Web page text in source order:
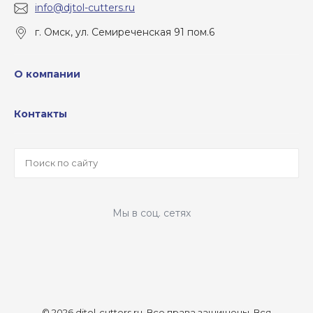
info@djtol-cutters.ru
г. Омск, ул. Семиреченская 91 пом.6
О компании
Контакты
Мы в соц. сетях